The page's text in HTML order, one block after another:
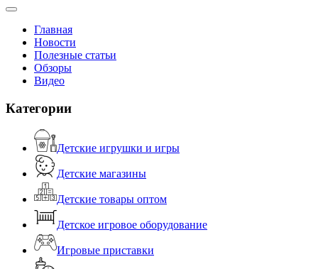
Главная
Новости
Полезные статьи
Обзоры
Видео
Категории
Детские игрушки и игры
Детские магазины
Детские товары оптом
Детское игровое оборудование
Игровые приставки